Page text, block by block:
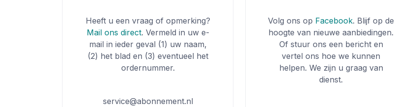
Heeft u een vraag of opmerking?
Mail ons direct. Vermeld in uw e-
mail in ieder geval (1) uw naam,
(2) het blad en (3) eventueel het
ordernummer.
service@abonnement.nl
Volg ons op Facebook. Blijf op de
hoogte van nieuwe aanbiedingen.
Of stuur ons een bericht en
vertel ons hoe we kunnen
helpen. We zijn u graag van
dienst.